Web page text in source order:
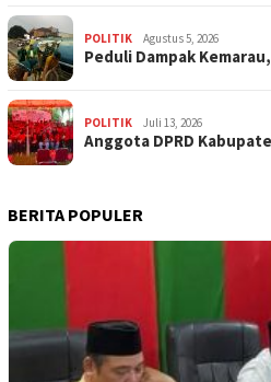
POLITIK Agustus 5, 2026
‎Peduli Dampak
POLITIK Juli 13, 2026
Anggota DPRD
BERITA POPULER